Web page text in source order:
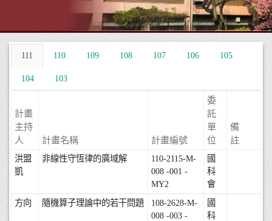
111 110 109 108 107 106 105
104 103
計畫
主持
人
計畫名稱 計畫編號
委
託
單
位
備
註
洪盟
凱
非線性守恆律的廣域解
110-2115-M-
008 -001 -
MY2
國
科
會
方向
隨機算子理論中的若干問題
108-2628-M-
008 -003 -
國
科